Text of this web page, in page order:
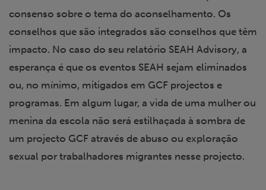
consenso sobre o tema do aconselhamento. Os
conselhos que são integrados são conselhos que têm
impacto. No caso do seu relatório SEAH Advisory, a
esperança é que os eventos SEAH sejam eliminados
ou, no mínimo, mitigados em GCF projectos e
programas. Em algum lugar, a vida de uma mulher ou
menina da escola não será estilhaçada à sombra de
um projecto GCF através de abuso ou exploração
sexual por trabalhadores migrantes nesse projecto.